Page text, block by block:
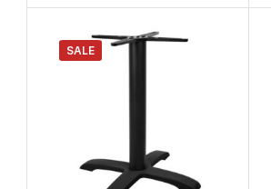
SALE